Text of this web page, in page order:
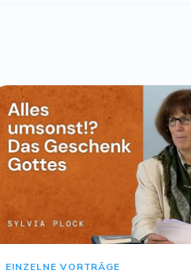
EINZELNE VORTRÄGE